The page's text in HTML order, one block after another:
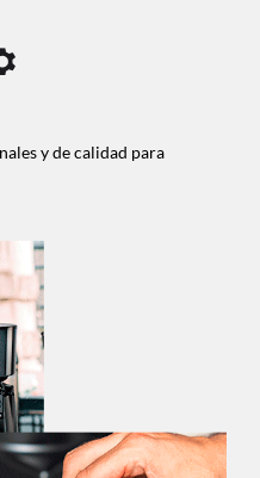
y de calidad para